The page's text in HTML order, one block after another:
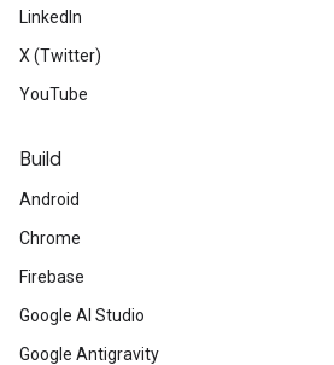
LinkedIn
X (Twitter)
YouTube
Build
Android
Chrome
Firebase
Google AI Studio
Google Antigravity